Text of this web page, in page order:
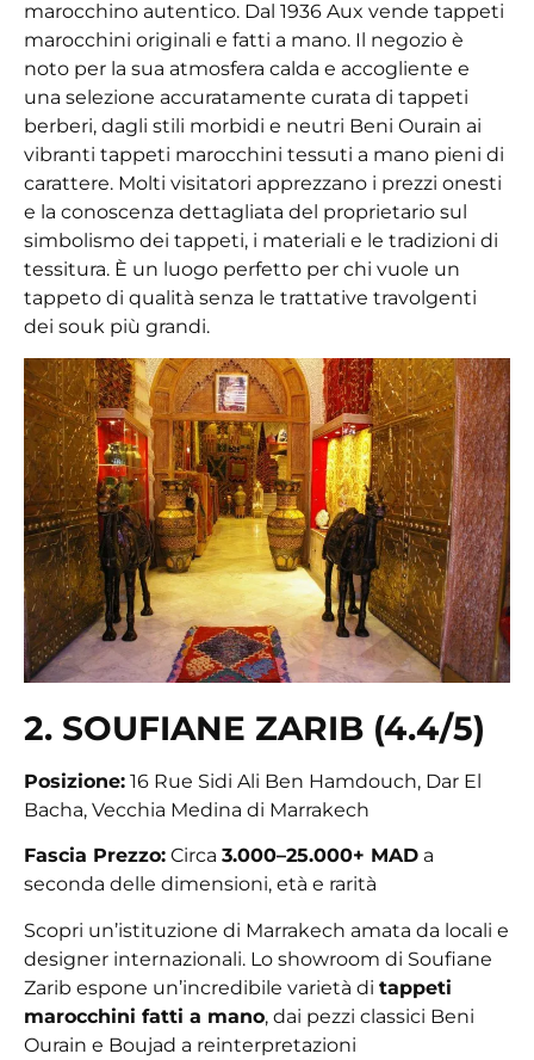
marocchino autentico. Dal 1936 Aux vende tappeti
marocchini originali e fatti a mano. Il negozio è
noto per la sua atmosfera calda e accogliente e
una selezione accuratamente curata di tappeti
berberi, dagli stili morbidi e neutri Beni Ourain ai
vibranti tappeti marocchini tessuti a mano pieni di
carattere. Molti visitatori apprezzano i prezzi onesti
e la conoscenza dettagliata del proprietario sul
simbolismo dei tappeti, i materiali e le tradizioni di
tessitura. È un luogo perfetto per chi vuole un
tappeto di qualità senza le trattative travolgenti
dei souk più grandi.
2. SOUFIANE ZARIB (4.4/5)
Posizione: 16 Rue Sidi Ali Ben Hamdouch, Dar El
Bacha, Vecchia Medina di Marrakech
Fascia Prezzo: Circa 3.000–25.000+ MAD a
seconda delle dimensioni, età e rarità
Scopri un’istituzione di Marrakech amata da locali e
designer internazionali. Lo showroom di Soufiane
Zarib espone un’incredibile varietà di tappeti
marocchini fatti a mano, dai pezzi classici Beni
Ourain e Boujad a reinterpretazioni